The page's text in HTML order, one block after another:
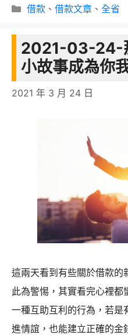
分
借款、 借款文章、 全省
2021-03-24-
小故事成為你
2021 年 3 月 24 日
這兩天看到有些關於借款的
此為警惕，其實看完心裡
一種互助互利的行為，若是
進情誼，也能建立正確的金